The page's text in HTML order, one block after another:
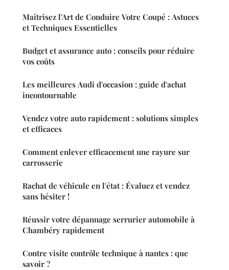
Maîtrisez l'Art de Conduire Votre Coupé : Astuces
et Techniques Essentielles
Budget et assurance auto : conseils pour réduire
vos coûts
Les meilleures Audi d'occasion : guide d'achat
incontournable
Vendez votre auto rapidement : solutions simples
et efficaces
Comment enlever efficacement une rayure sur
carrosserie
Rachat de véhicule en l'état : Évaluez et vendez
sans hésiter !
Réussir votre dépannage serrurier automobile à
Chambéry rapidement
Contre visite contrôle technique à nantes : que
savoir ?